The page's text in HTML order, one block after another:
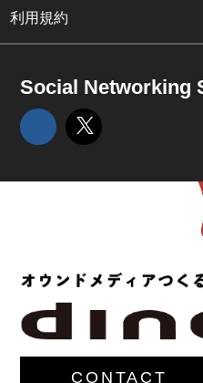
利用規約
Social Networking
CONTACT